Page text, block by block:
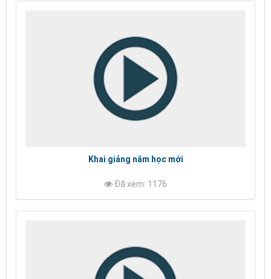
Khai giảng năm học mới
Đã xem: 1176